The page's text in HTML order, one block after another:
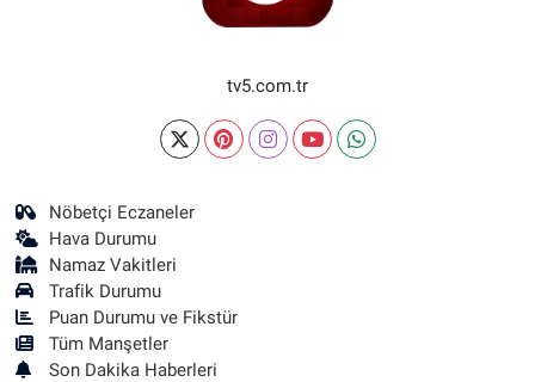
tv5.com.tr
Nöbetçi Eczaneler
Hava Durumu
Namaz Vakitleri
Trafik Durumu
Puan Durumu ve Fikstür
Tüm Manşetler
Son Dakika Haberleri